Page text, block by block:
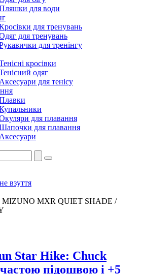
для води
для тренувань
для тренувань
для тренінгу
кросівки
одяг
Аксесуари для тенісу
для плавання
для плавання
Аксесуари
взуття
MIZUNO MXR QUIET SHADE /
Star Hike: Chuck
підошвою і +5